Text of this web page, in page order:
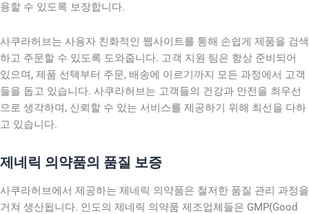
용할 수 있도록 보장합니다.
사쿠라허브는 사용자 친화적인 웹사이트를 통해 손쉽게 제품을 검색
하고 주문할 수 있도록 도와줍니다. 고객 지원 팀은 항상 준비되어
있으며, 제품 선택부터 주문, 배송에 이르기까지 모든 과정에서 고객
들을 돕고 있습니다. 사쿠라허브는 고객들의 건강과 안전을 최우선
으로 생각하며, 신뢰할 수 있는 서비스를 제공하기 위해 최선을 다하
고 있습니다.
제네릭 의약품의 품질 보증
사쿠라허브에서 제공하는 제네릭 의약품은 철저한 품질 관리 과정을
거쳐 생산됩니다. 인도의 제네릭 의약품 제조업체들은 GMP(Good